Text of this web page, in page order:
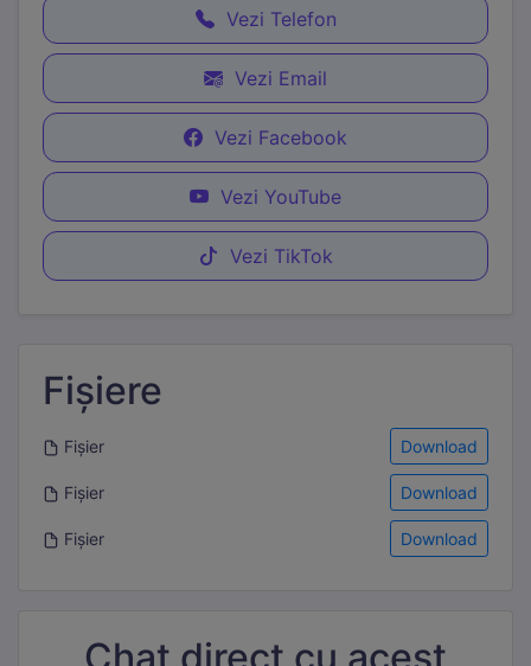
Vezi Telefon
Vezi Email
Vezi Facebook
Vezi YouTube
Vezi TikTok
Fișiere
Fișier Download
Fișier Download
Fișier Download
Statistici
Cookie-urile de statistici ne ajută să înțelegem cum
interacționezi cu site-ul, colectând informații anonime.
Folosim Google Analytics prin Google Tag Manager.
Cookie-urile de marketing sunt folosite pentru a urmări
vizitatorii pe site-uri web și a afișa reclame relevante.
Folosim Meta (Facebook) Pixel și TikTok Pixel.